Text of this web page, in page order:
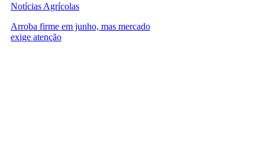
Notícias Agrícolas
Arroba firme em junho, mas mercado
exige atenção